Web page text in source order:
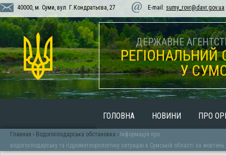
40000, м. Суми, вул. Г.Кондратьєва, 27 E-mail: sumy_rovr@davr.gov.ua
ДЕРЖАВНЕ
РЕГІОНАЛЬНИЙ
У
ГОЛОВНА НОВИНИ ПРО
Главная › Водогосподарська обстановка › Інформація про
водогосподарську та гідрометеорологічну ситуацію в Сумській області за жовтень